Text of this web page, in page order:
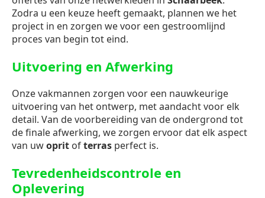
Zodra u een keuze heeft gemaakt, plannen we het
project in en zorgen we voor een gestroomlijnd
proces van begin tot eind.
Uitvoering en Afwerking
Onze vakmannen zorgen voor een nauwkeurige
uitvoering van het ontwerp, met aandacht voor elk
detail. Van de voorbereiding van de ondergrond tot
de finale afwerking, we zorgen ervoor dat elk aspect
van uwoprit ofterras perfect is.
Tevredenheidscontrole en
Oplevering